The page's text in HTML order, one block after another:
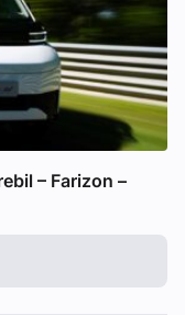
– Farizon –